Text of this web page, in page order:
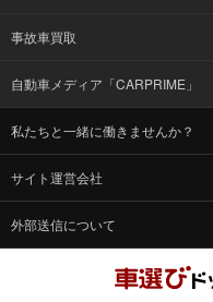
事故車買取
自動車メディア「CARPRIME」
私たちと一緒に働きませんか？
サイト運営会社
外部送信について